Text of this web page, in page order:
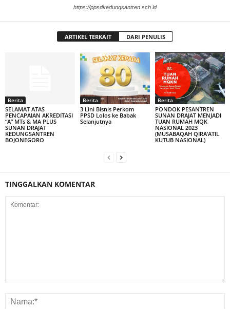
https://ppsdkedungsantren.sch.id
ARTIKEL TERKAIT DARI PENULIS
Berita
SELAMAT ATAS
PENCAPAIAN AKREDITASI
“A” MTs & MA PLUS
SUNAN DRAJAT
KEDUNGSANTREN
BOJONEGORO
Berita
3 Lini Bisnis Perkom
PPSD Lolos ke Babak
Selanjutnya
Berita
PONDOK PESANTREN
SUNAN DRAJAT MENJADI
TUAN RUMAH MQK
NASIONAL 2023
(MUSABAQAH QIRA’ATIL
KUTUB NASIONAL)
TINGGALKAN KOMENTAR